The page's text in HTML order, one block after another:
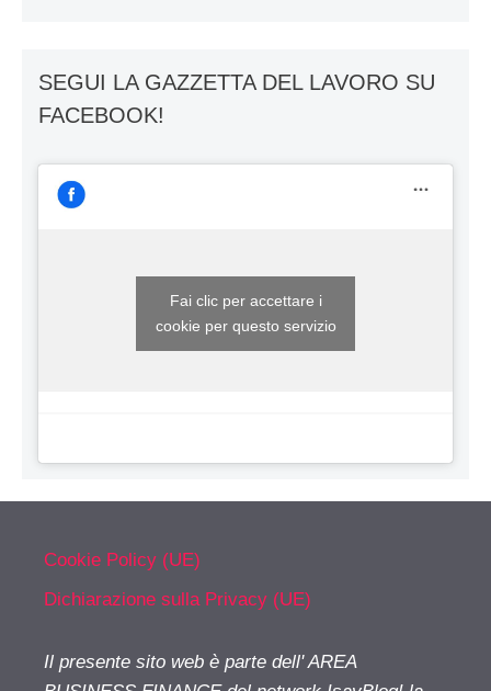
SEGUI LA GAZZETTA DEL LAVORO SU
FACEBOOK!
Fai clic per accettare i
cookie per questo servizio
Cookie Policy (UE)
Dichiarazione sulla Privacy (UE)
Il presente sito web è parte dell' AREA